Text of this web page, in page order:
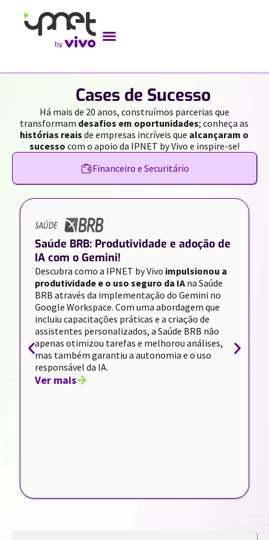
Cases de Sucesso
Há mais de 20 anos, construímos parcerias que
transformam desafios em oportunidades; conheça as
histórias reais de empresas incríveis que alcançaram o
sucesso com o apoio da IPNET by Vivo e inspire-se!
Financeiro e Securitário
Saúde BRB: Produtividade e adoção de
IA com o Gemini!
Descubra como a IPNET by Vivo impulsionou a
produtividade e o uso seguro da IAna Saúde
BRB através da implementação do Gemini no
Google Workspace. Com uma abordagem que
incluiu capacitações práticas e a criação de
assistentes personalizados, a Saúde BRB não
apenas otimizou tarefas e melhorou análises,
mas também garantiu a autonomia e o uso
responsável da IA.
Ver mais